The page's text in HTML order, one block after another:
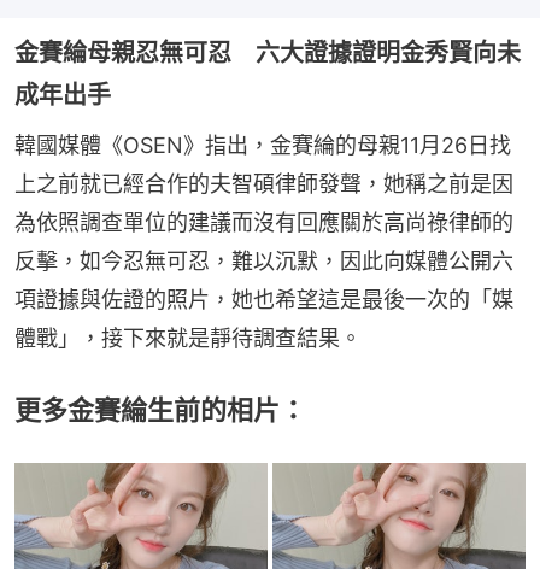
金賽綸母親忍無可忍 六大證據證明金秀賢向未
成年出手
韓國媒體《OSEN》指出，金賽綸的母親11月26日找
上之前就已經合作的夫智碩律師發聲，她稱之前是因
為依照調查單位的建議而沒有回應關於高尚祿律師的
反擊，如今忍無可忍，難以沉默，因此向媒體公開六
項證據與佐證的照片，她也希望這是最後一次的「媒
體戰」，接下來就是靜待調查結果。
更多金賽綸生前的相片：